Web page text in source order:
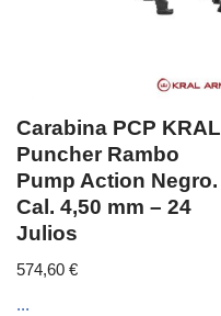
Carabina PCP KRAL
Puncher Rambo
Pump Action Negro.
Cal. 4,50 mm – 24
Julios
574,60 €
...